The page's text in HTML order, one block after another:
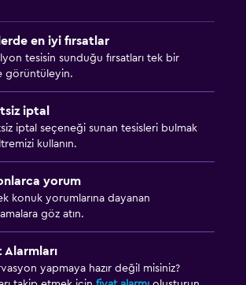
en iyi fırsatlar
tesisin sunduğu fırsatları tek bir
görüntüleyin.
iptal
iptal seçeneği sunan tesisleri bulmak
kullanın.
yorum
konuk yorumlarına dayanan
göz atın.
Alarmları
yapmaya hazır değil misiniz?